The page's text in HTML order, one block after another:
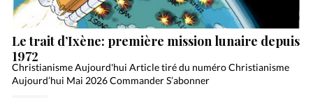
Le trait d’Ixène: première mission lunaire depuis
1972
Christianisme Aujourd'hui Article tiré du numéro Christianisme
Aujourd’hui Mai 2026 Commander S’abonner